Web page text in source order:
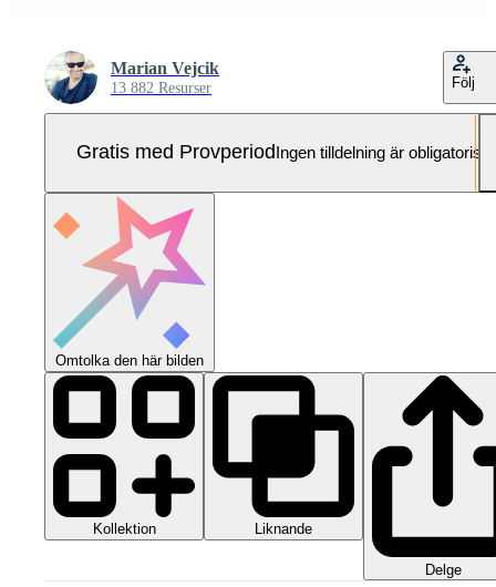
Marian Vejcik
13 882 Resurser Följ
Gratis med ProvperiodIngen tilldelning är obligatorisk
Omtolka den här bilden
Kollektion Liknande
Delge